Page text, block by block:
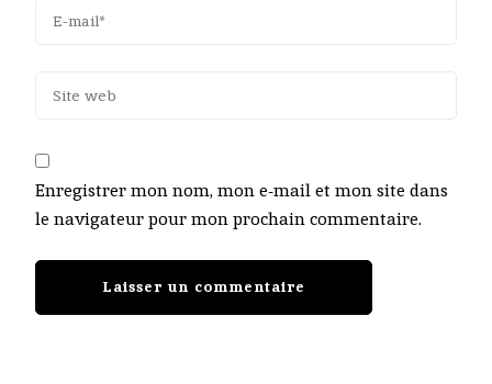
Enregistrer mon nom, mon e-mail et mon site dans
le navigateur pour mon prochain commentaire.